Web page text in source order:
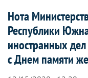
Нота
Республики
иностранных
с Днем памяти